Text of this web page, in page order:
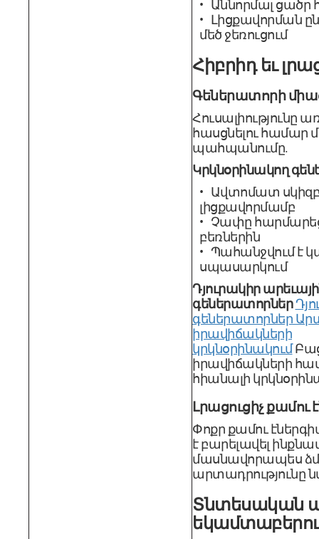
Աննորմալ ցածր
Լիցքավորման
մեծ ջեռուցում
Հիբրիդ եւ
Գեներատորի
Հուսալիությունը
հասցնելու համար
պահպանումը.
Կրկնօրինակող
Ավտոմատ
լիցքավորմամբ
Չափը
բեռներին
Պահանջվում է
սպասարկում
Դյուրակիր
գեներատորներ
գեներատորներ
իրավիճակների
կրկնօրինակում
իրավիճակների
հիանալի
Լրացուցիչ քամու
Փոքր քամու
է բարելավել
մասնավորապես
արտադրությունը
Տնտեսական